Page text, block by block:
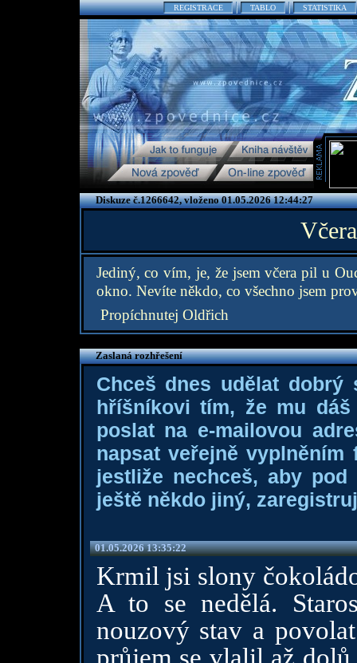
REGISTRACE TABLO STATISTIKA
Diskuze č.1266642, vloženo 01.05.2026 12:44:27
Jediný, co vím, je, že jsem včera pil u
okno. Nevíte někdo, co všechno jsem
Propíchnutej Oldřich
Zaslaná rozhřešení
Chceš dnes udělat dobrý
hříšníkovi tím, že mu
poslat na e-mailovou
napsat veřejně
jestliže nechceš, aby
ještě někdo jiný,
01.05.2026 13:35:22
Krmil jsi slony
A to se nedělá.
nouzový stav a